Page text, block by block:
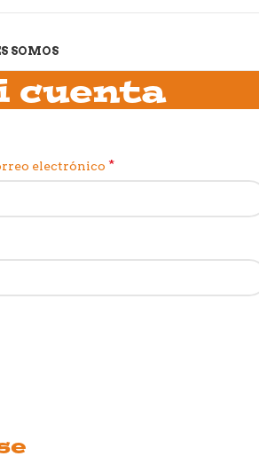
SOMOS
cuenta
electrónico *